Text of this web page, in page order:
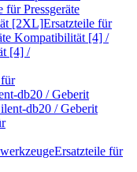
für Pressgeräte
[2XL]Ersatzteile für
Kompatibilität [4] /
[4] /
db20 / Geberit
db20 / Geberit
Ersatzteile für